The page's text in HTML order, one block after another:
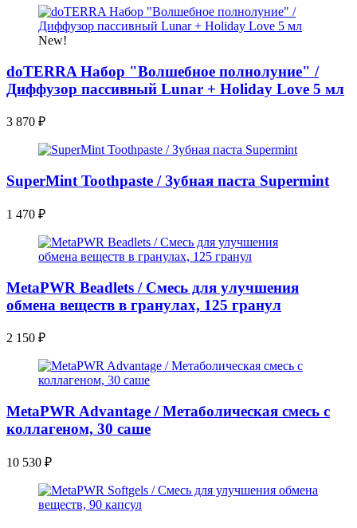
New!
doTERRA Набор "Волшебное полнолуние" /
Диффузор пассивный Lunar + Holiday Love 5 мл
3 870 ₽
SuperMint Toothpaste / Зубная паста Supermint
1 470 ₽
MetaPWR Beadlets / Смесь для улучшения
обмена веществ в гранулах, 125 гранул
2 150 ₽
MetaPWR Advantage / Метаболическая смесь с
коллагеном, 30 саше
10 530 ₽